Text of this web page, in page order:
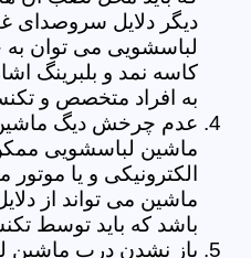
دیگر دلایل سروصدای
لباسشویی می توان
کاسه نمد و بلبرینگ
به افراد متخصص و
عدم چرخش دیگ
ماشین لباسشویی
الکترونیکی و یا
ماشین می تواند از
باشد که باید توسط
باز نشدن درب ماشین